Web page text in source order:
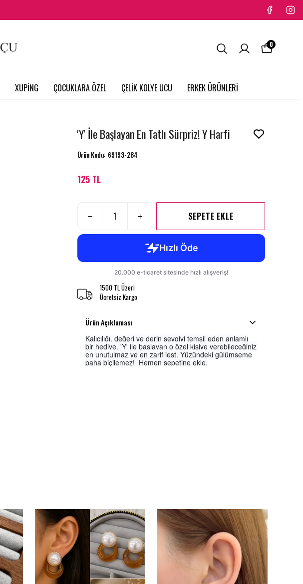
XUPİNG ÇOCUKLARA ÖZEL ÇELİK KOLYE UCU ERKEK ÜRÜNLERİ
0
'Y' İle Başlayan En Tatlı Sürpriz! Y Harfi
Ürün Kodu: 69193-284
125 TL
SEPETE EKLE
1500 TL Üzeri
Ücretsiz Kargo
Ürün Açıklaması
Kalıcılığı, değeri ve derin sevgiyi temsil eden anlamlı
bir hediye. 'Y' ile başlayan o özel kişiye verebileceğiniz
en unutulmaz ve en zarif jest. Yüzündeki gülümseme
paha biçilemez! Hemen sepetine ekle.